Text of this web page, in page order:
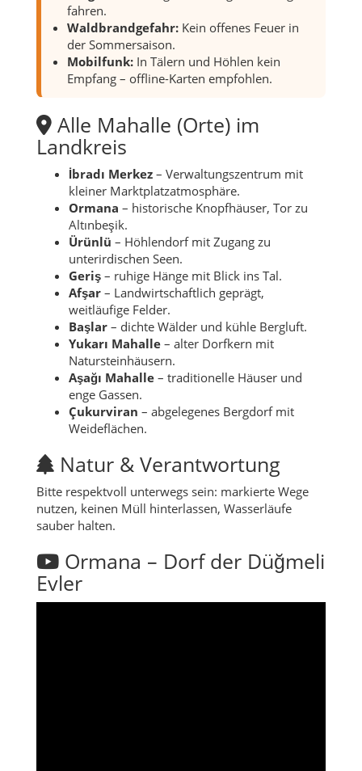
fahren.
Waldbrandgefahr: Kein offenes Feuer in
der Sommersaison.
Mobilfunk: In Tälern und Höhlen kein
Empfang – offline-Karten empfohlen.
Alle Mahalle (Orte) im
Landkreis
İbradı Merkez – Verwaltungszentrum mit
kleiner Marktplatzatmosphäre.
Ormana – historische Knopfhäuser, Tor zu
Altınbeşik.
Ürünlü – Höhlendorf mit Zugang zu
unterirdischen Seen.
Geriş – ruhige Hänge mit Blick ins Tal.
Afşar – Landwirtschaftlich geprägt,
weitläufige Felder.
Başlar – dichte Wälder und kühle Bergluft.
Yukarı Mahalle – alter Dorfkern mit
Natursteinhäusern.
Aşağı Mahalle – traditionelle Häuser und
enge Gassen.
Çukurviran – abgelegenes Bergdorf mit
Weideflächen.
Natur & Verantwortung
Bitte respektvoll unterwegs sein: markierte Wege
nutzen, keinen Müll hinterlassen, Wasserläufe
sauber halten.
Ormana – Dorf der Düğmeli
Evler